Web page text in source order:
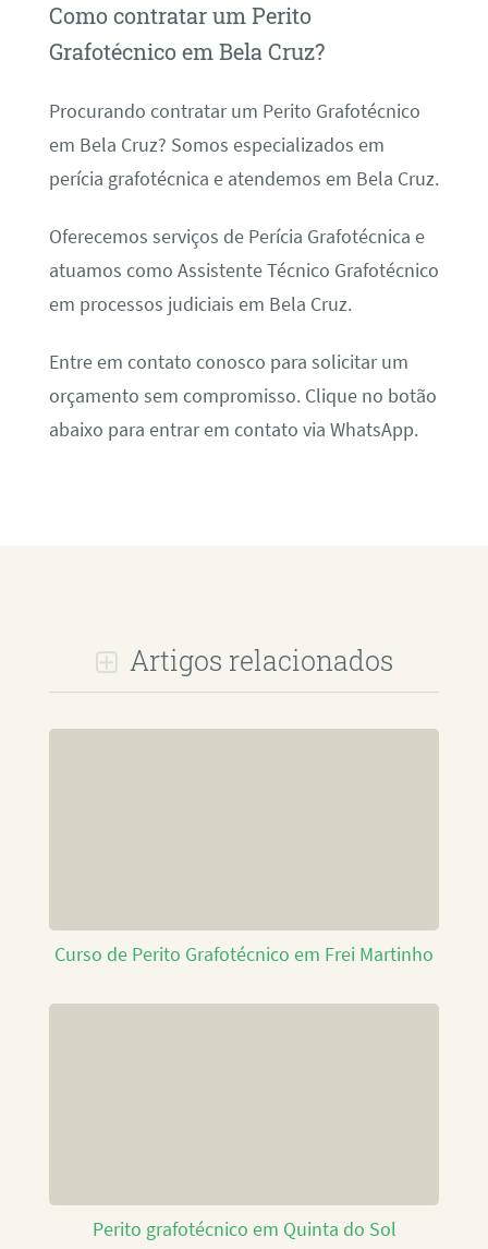
Como contratar um Perito
Grafotécnico em Bela Cruz?
Procurando contratar um Perito Grafotécnico
em Bela Cruz? Somos especializados em
perícia grafotécnica e atendemos em Bela Cruz.
Oferecemos serviços de Perícia Grafotécnica e
atuamos como Assistente Técnico Grafotécnico
em processos judiciais em Bela Cruz.
Entre em contato conosco para solicitar um
orçamento sem compromisso. Clique no botão
abaixo para entrar em contato via WhatsApp.
Artigos relacionados
Curso de Perito Grafotécnico em Frei Martinho
Perito grafotécnico em Quinta do Sol